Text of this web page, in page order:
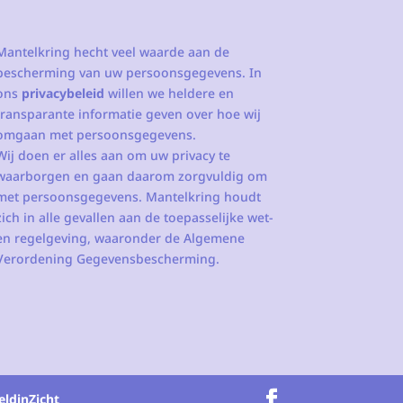
hecht veel waarde aan de
van uw persoonsgegevens. In
privacybeleid willen we heldere en
informatie geven over hoe wij
met persoonsgegevens.
doen er alles aan om uw privacy te
en gaan daarom zorgvuldig om
persoonsgegevens. Mantelkring houdt
in alle gevallen aan de toepasselijke wet-
regelgeving, waaronder de Algemene
Gegevensbescherming.